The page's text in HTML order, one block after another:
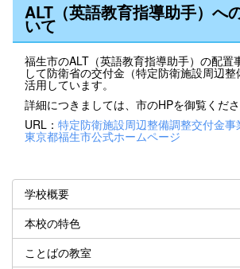
ALT（英語教育指導助手）へ
いて
福生市のALT（英語教育指導助手）の配置
して防衛省の交付金（特定防衛施設周辺
活用しています。
詳細につきましては、市のHPを御覧くださ
URL： 特定防衛施設周辺整備調整交付金事
東京都福生市公式ホームページ
学校概要
本校の特色
ことばの教室